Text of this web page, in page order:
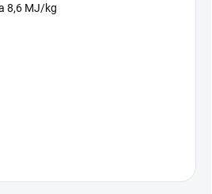
8,6 MJ/kg